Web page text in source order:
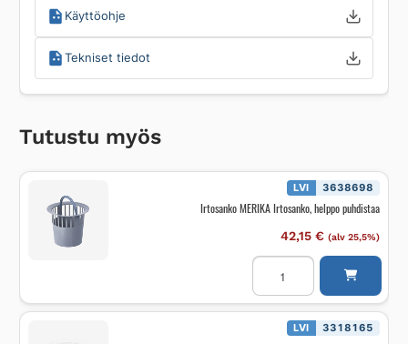
Käyttöohje
Tekniset tiedot
Tutustu myös
LVI 3638698
Irtosanko MERIKA Irtosanko, helppo puhdistaa
42,15 € (alv 25,5%)
Irtosanko
MERIKA
Irtosanko,
helppo
puhdistaa
määrä LVI 3318165